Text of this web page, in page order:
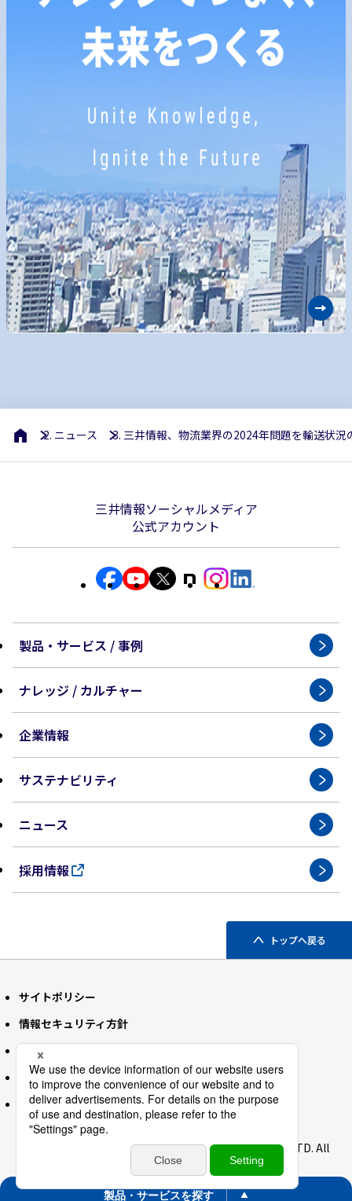
ニュース 三井情報、物流業界の2024年問題を輸送状
製品・ サービスを探す
三井情報ソーシャルメディア
公式アカウント
製品・サービス / 事例
ナレッジ / カルチャー
企業情報
サステナビリティ
ニュース
採用情報
トップへ戻る
サイトポリシー
情報セキュリティ方針
個人情報保護方針
サイトマップ
ソーシャルメディアポリシー
Copyright 2026 MITSUI KNOWLEDGE INDUSTRY CO., LTD. All